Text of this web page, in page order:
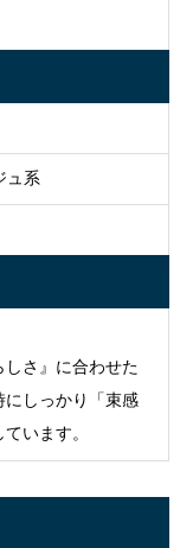
ュ系
さ』に合わせた
にしっかり「束感
います。